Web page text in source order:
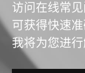
访问在线常见
可获得快速准
我将为您进行